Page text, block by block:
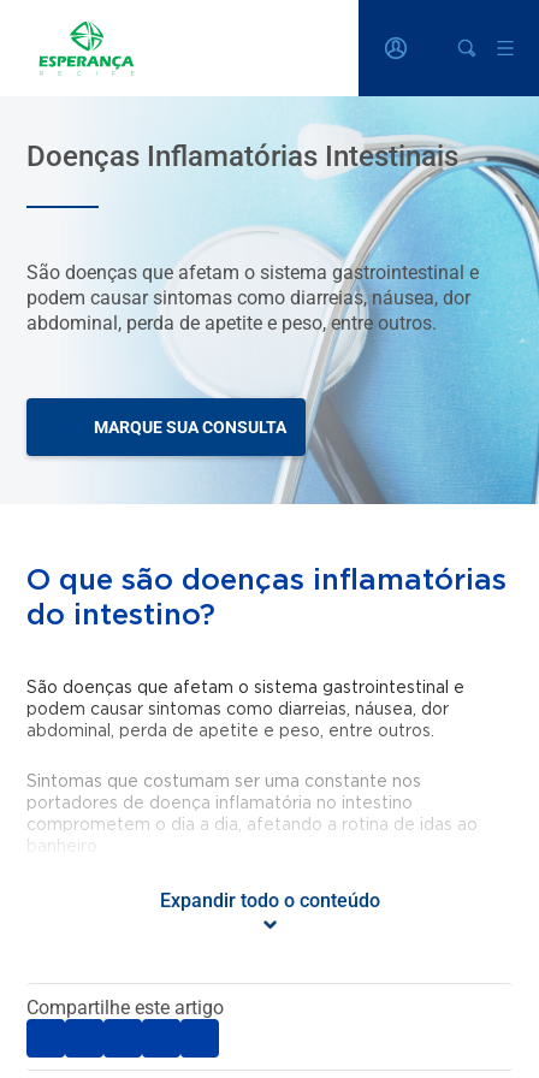
Doenças Inflamatórias Intestinais
São doenças que afetam o sistema gastrointestinal e
podem causar sintomas como diarreias, náusea, dor
abdominal, perda de apetite e peso, entre outros.
MARQUE SUA CONSULTA
O que são doenças inflamatórias
do intestino?
São doenças que afetam o sistema gastrointestinal e
podem causar sintomas como diarreias, náusea, dor
abdominal, perda de apetite e peso, entre outros.
Sintomas que costumam ser uma constante nos
portadores de doença inflamatória no intestino
comprometem o dia a dia, afetando a rotina de idas ao
banheiro.
doenças inflamatórias do intestino
são a Retocolite Ulcerativa e a Doença de Crohn, embora
De modo geral o intestino se torna inflamado e acredita-
imunológico à flora intestinal.
Expandir todo o conteúdo
Compartilhe este artigo